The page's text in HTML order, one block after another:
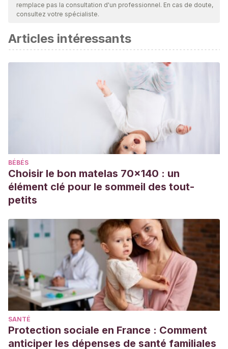
actualité et leur validité. La bibliographie de cet article a été
ou scientifique
Alma. (2015) Juegos matemáticos para divertirse. Editorial.
remplace pas la consultation d'un professionnel. En cas de doute,
consultez votre spécialiste.
Articles intéressants
BÉBÉS
Choisir le bon matelas 70x140 : un
élément clé pour le sommeil des tout-
petits
SANTÉ
Protection sociale en France : Comment
anticiper les dépenses de santé familiales